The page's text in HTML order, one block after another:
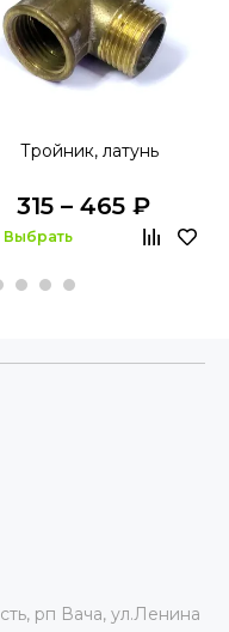
Тройник, латунь
315 – 465 ₽
Выбрать
рп Вача, ул.Ленина